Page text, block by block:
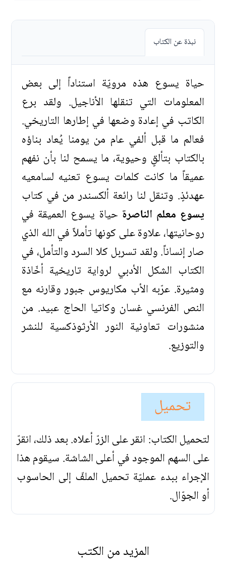
نبذة عن الكتاب
حياة يسوع هذه مرويّة استناداً إلى بعض
المعلومات التي تنقلها الأناجيل. ولقد برع
الكاتب في إعادة وضعها في إطارها التاريخي.
فعالم ما قبل ألفي عام من يومنا يُعاد بناؤه
بالكتاب بتألقٍ وحيوية، ما يسمح لنا بأن نفهم
عميقاً ما كانت كلمات يسوع تعنيه لسامعيه
عهدئذٍ. وتنقل لنا رائعة ألكسندر من في كتاب
يسوع معلم الناصرة حياة يسوع العميقة في
روحانيتها، علاوة على كونها تأملاً في الله الذي
صار إنساناً. ولقد تسربل كلا السرد والتأمل، في
الكتاب الشكل الأدبي لرواية تاريخية أخّاذة
ومثيرة. عرّبه الأب مكاريوس جبور وقارنه مع
النص الفرنسي غسان وكاتيا الحاج عبيد. من
منشورات تعاونية النور الأرثوذكسية للنشر
والتوزيع.
تحميل
لتحميل الكتاب: انقر على الزرّ أعلاه. بعد ذلك، انقرّ
على السهم الموجود في أعلى الشاشة. سيقوم هذا
الإجراء ببدء عمليّة تحميل الملفّ إلى الحاسوب
أو الجوّال.
المزيد من الكتب